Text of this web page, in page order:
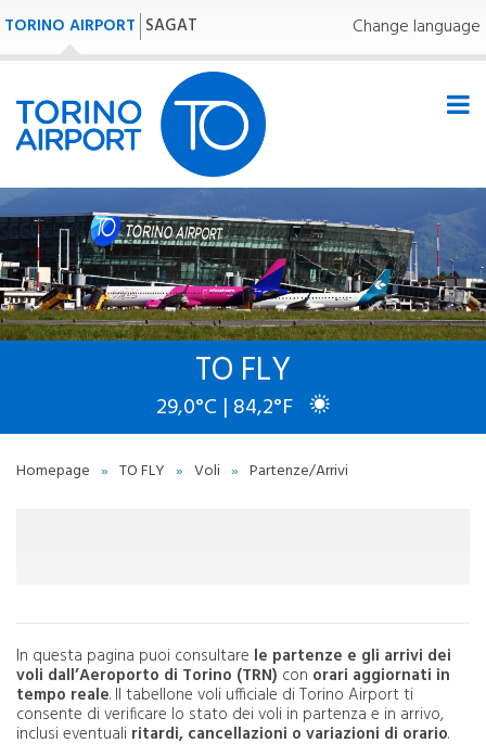
TORINO AIRPORT SAGAT Change language
TO FLY
29,0°C | 84,2°F
Homepage » TO FLY » Voli » Partenze/Arrivi
In questa pagina puoi consultare le partenze e gli arrivi dei
voli dall’Aeroporto di Torino (TRN) con orari aggiornati in
tempo reale. Il tabellone voli ufficiale di Torino Airport ti
consente di verificare lo stato dei voli in partenza e in arrivo,
inclusi eventuali ritardi, cancellazioni o variazioni di orario.